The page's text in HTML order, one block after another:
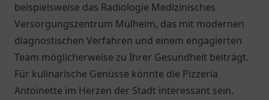
beispielsweise das Radiologie Medizinisches
Versorgungszentrum Mülheim, das mit modernen
diagnostischen Verfahren und einem engagierten
Team möglicherweise zu Ihrer Gesundheit beiträgt.
Für kulinarische Genüsse könnte die Pizzeria
Antoinette im Herzen der Stadt interessant sein.